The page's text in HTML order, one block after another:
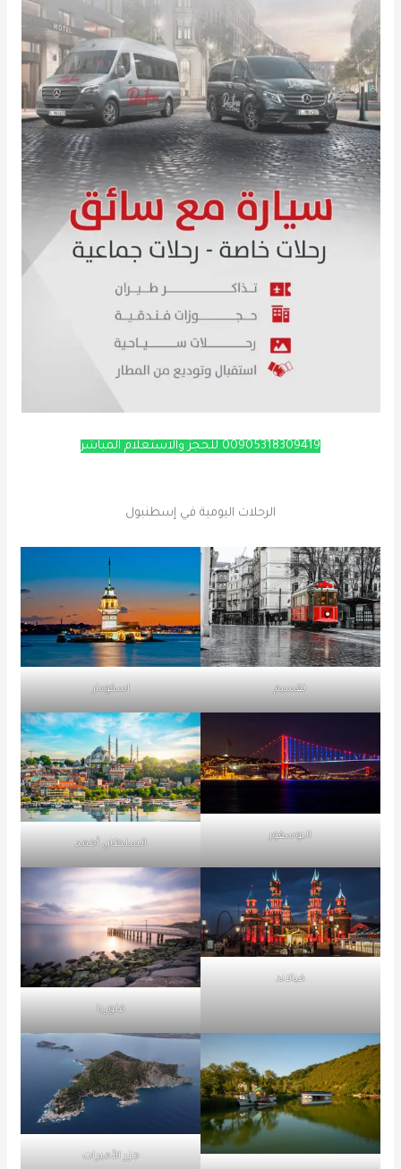
00905318309419 للحجز والاستعلام المباشر
الرحلات اليومية في إسطنبول
تقسيم اسكودار
البوسفور
السلطان أحمد
فيالاند
فلوريا
جزر الأميرات